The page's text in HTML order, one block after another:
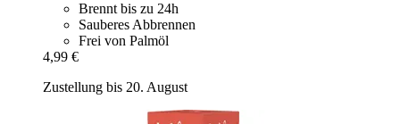
Brennt bis zu 24h
Sauberes Abbrennen
Frei von Palmöl
4,99 €
Zustellung bis 20. August